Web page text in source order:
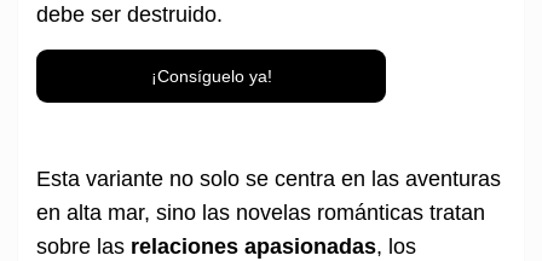
debe ser destruido.
¡Consíguelo ya!
Esta variante no solo se centra en las aventuras
en alta mar, sino las novelas románticas tratan
sobre las relaciones apasionadas, los